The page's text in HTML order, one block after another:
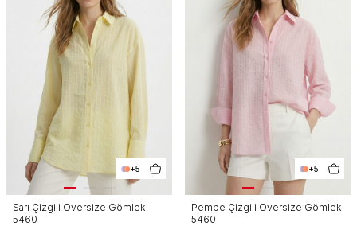
+5
Sarı Çizgili Oversize Gömlek
5460
+5
Pembe Çizgili Oversize Gömlek
5460